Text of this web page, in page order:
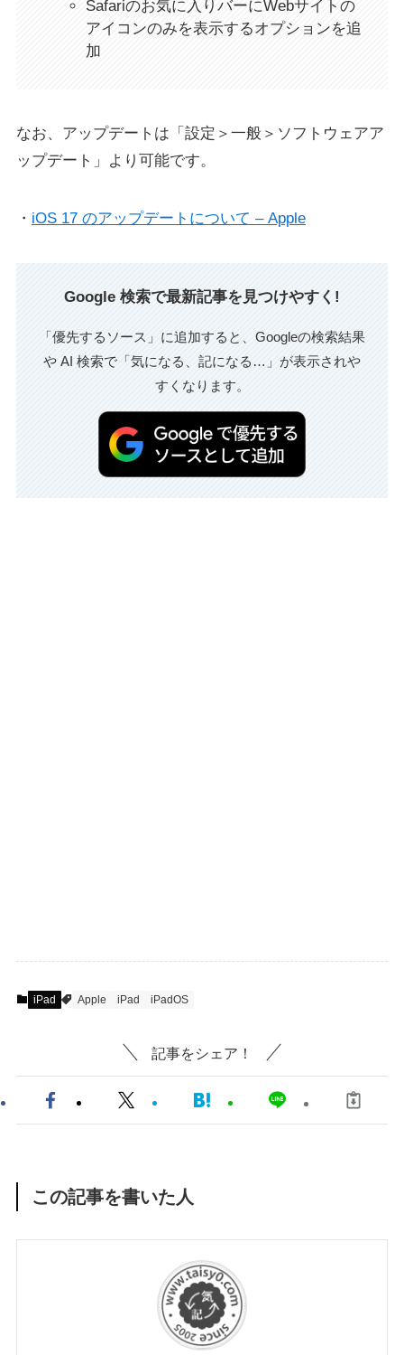
Safariのお気に入りバーにWebサイトの
アイコンのみを表示するオプションを追
加
なお、アップデートは「設定＞一般＞ソフトウェアア
ップデート」より可能です。
・ iOS 17 のアップデートについて – Apple
Google 検索で最新記事を見つけやすく!
「優先するソース」に追加すると、Googleの検索結果
や AI 検索で「気になる、記になる…」が表示されや
すくなります。
iPad Apple iPad iPadOS
記事をシェア！
この記事を書いた人